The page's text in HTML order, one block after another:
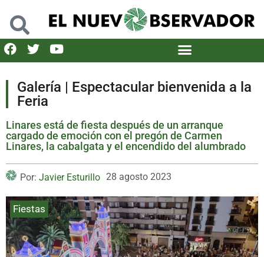
Galería | Espectacular bienvenida a la
Feria
Linares está de fiesta después de un arranque
cargado de emoción con el pregón de Carmen
Linares, la cabalgata y el encendido del alumbrado
Por: Javier Esturillo 28 agosto 2023
Fiestas